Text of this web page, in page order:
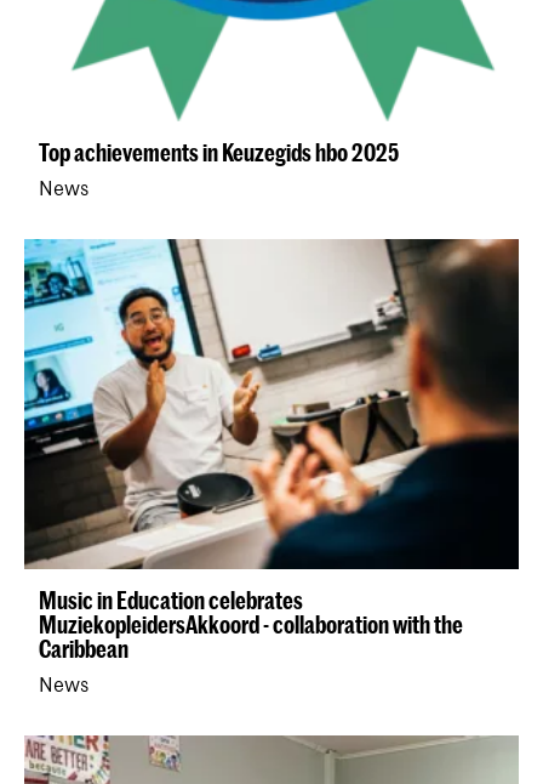
Top achievements in Keuzegids hbo 2025
News
Music in Education celebrates
MuziekopleidersAkkoord - collaboration with the
Caribbean
News